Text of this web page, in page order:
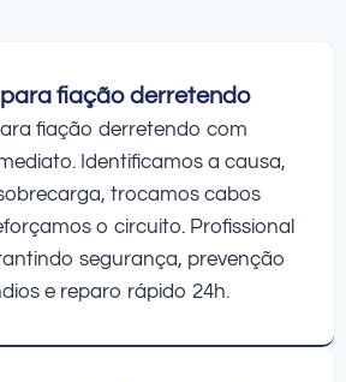
fiação derretendo
fiação derretendo com
Identificamos a causa,
trocamos cabos
o circuito. Profissional
segurança, prevenção
e reparo rápido 24h.